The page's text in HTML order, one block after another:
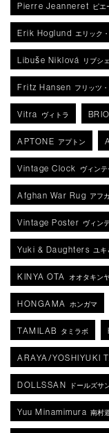
Pierre Jeanneret ピエ
Erik Hoglund エリック
Libuše Niklová リブシ
Fritz Hansen フリッツ
Vitra ヴィトラ
APTONE アプトン
Vintage Clock ヴィン
Afghan War Rug アフ
Vintage Poster ヴィン
Yuki & Daughters ユキ
KINYA OTA オオタキンヤ
HONGAMA ホンガマ
TAMILAB タミラボ
ARAYA/YOSHIYUKI
DOLLSSAN ドールズサ
Yuu Minamimura 南村